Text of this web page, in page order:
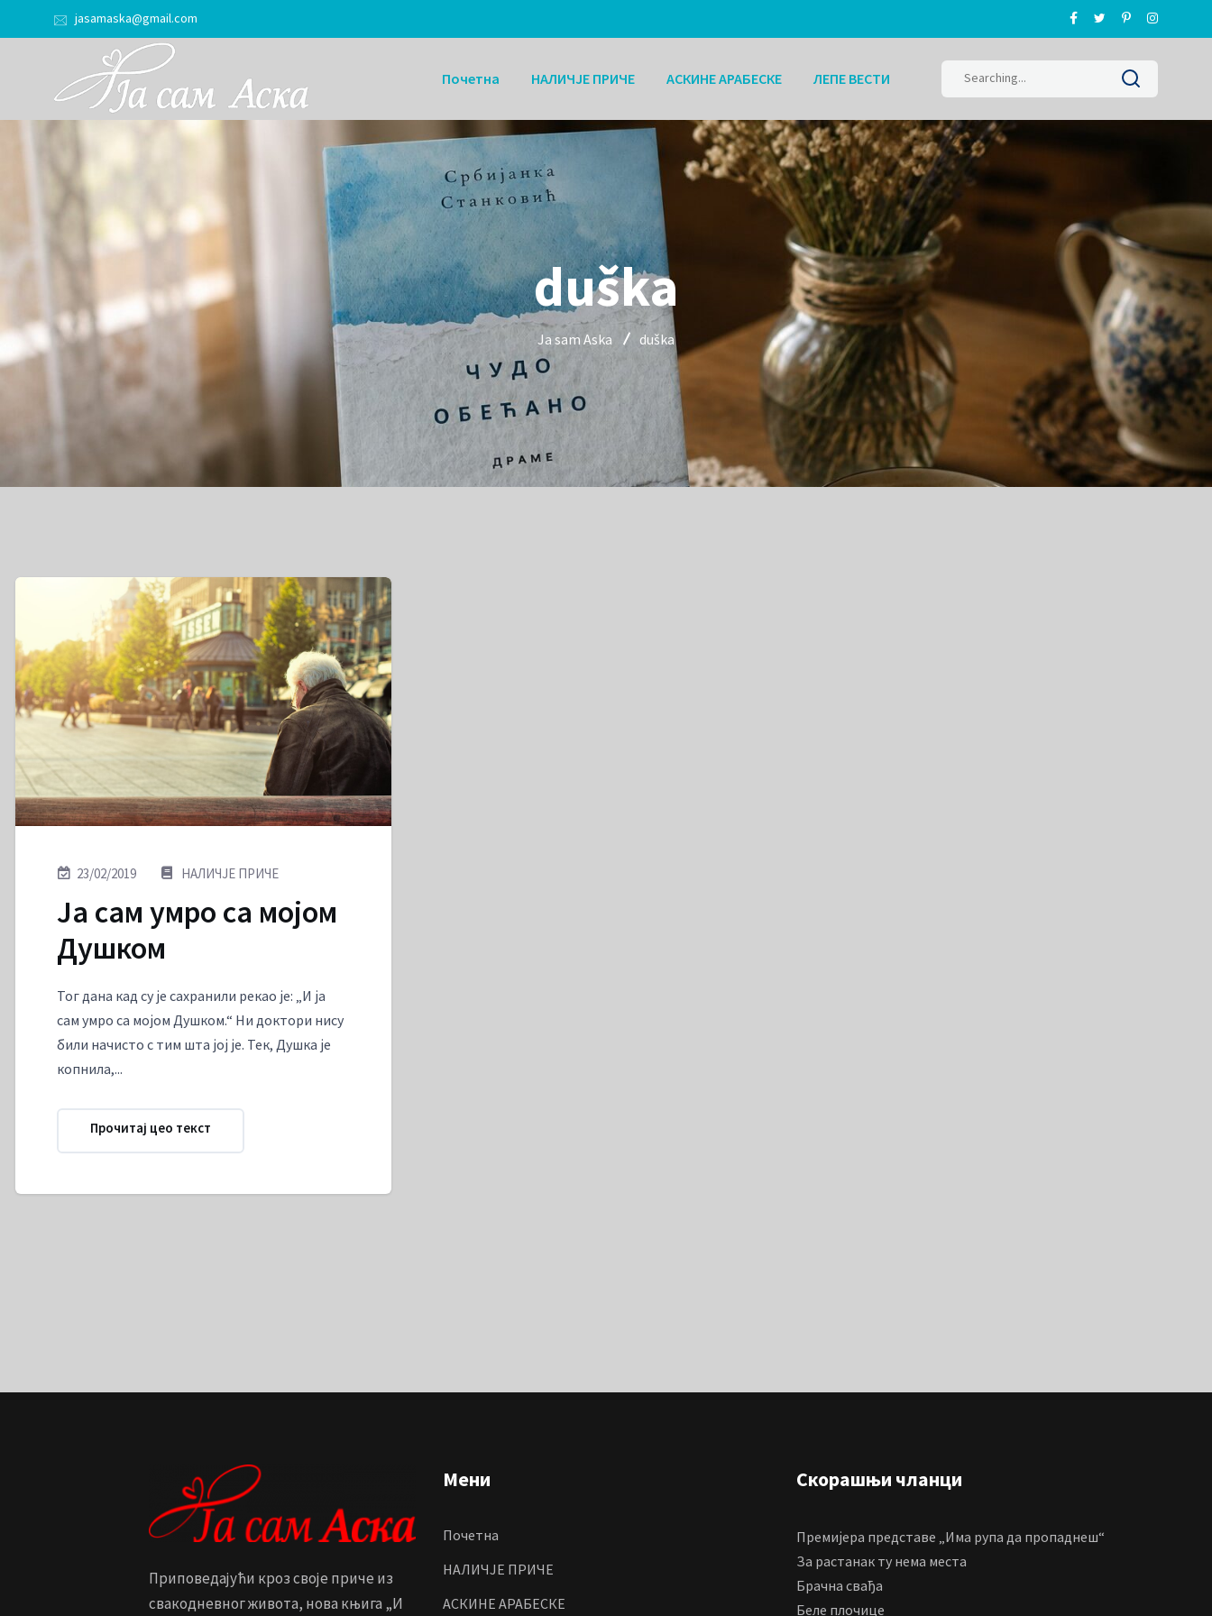
jasamaska@gmail.com
Почетна НАЛИЧЈЕ ПРИЧЕ АСКИНЕ АРАБЕСКЕ ЛЕПЕ ВЕСТИ
Search
for:
duška
Ja sam Aska duška
23/02/2019 НАЛИЧЈЕ ПРИЧЕ
Ја сам умро са мојом
Душком
Тог дана кад су је сахранили рекао је: „И ја
сам умро са мојом Душком.“ Ни доктори нису
били начисто с тим шта јој је. Тек, Душка је
копнила,...
Прочитај цео текст
Приповедајући кроз своје приче из
свакодневног живота, нова књига „И
Мени
Почетна
НАЛИЧЈЕ ПРИЧЕ
АСКИНЕ АРАБЕСКЕ
Скорашњи чланци
Премијера представе „Има рупа да пропаднеш“
За растанак ту нема места
Брачна свађа
Беле плочице